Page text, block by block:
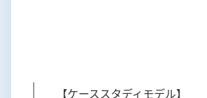
【ケーススタディモデル】